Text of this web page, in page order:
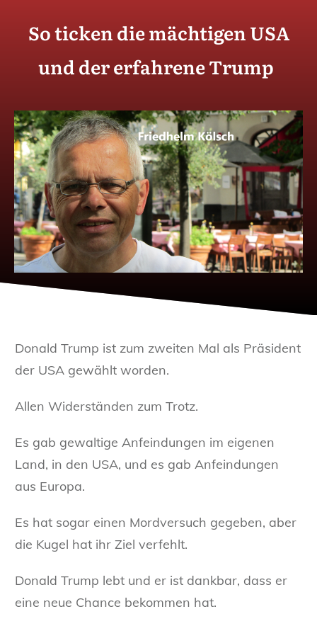
So ticken die mächtigen USA
und der erfahrene Trump
Donald Trump ist zum zweiten Mal als Präsident
der USA gewählt worden.
Allen Widerständen zum Trotz.
Es gab gewaltige Anfeindungen im eigenen
Land, in den USA, und es gab Anfeindungen
aus Europa.
Es hat sogar einen Mordversuch gegeben, aber
die Kugel hat ihr Ziel verfehlt.
Donald Trump lebt und er ist dankbar, dass er
eine neue Chance bekommen hat.